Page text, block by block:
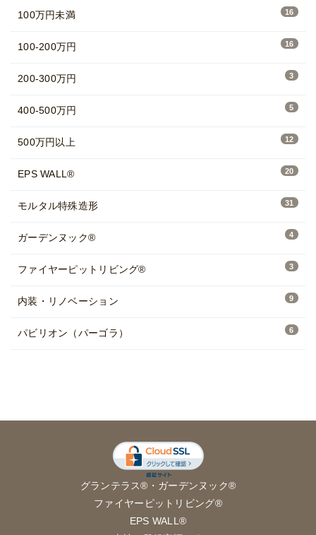
100万円未満 16
100-200万円 16
200-300万円 3
400-500万円 5
500万円以上 12
EPS WALL® 20
モルタル特殊造形 31
ガーデンヌック® 4
ファイヤーピットリビング® 3
内装・リノベーション 9
パビリオン（パーゴラ） 6
グランテラス® ・ ガーデンヌック®
ファイヤーピットリビング®
EPS WALL®